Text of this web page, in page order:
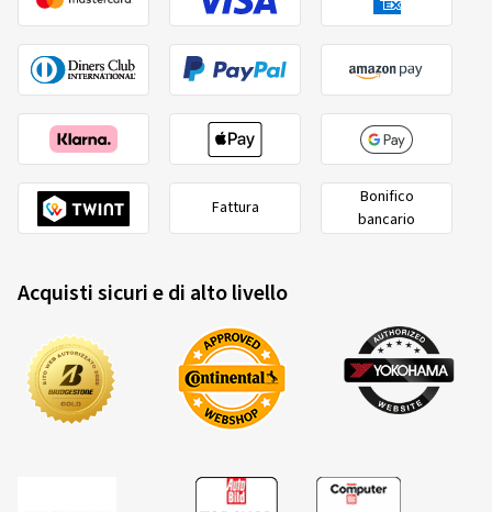
Fattura
Bonifico
bancario
Acquisti sicuri e di alto livello